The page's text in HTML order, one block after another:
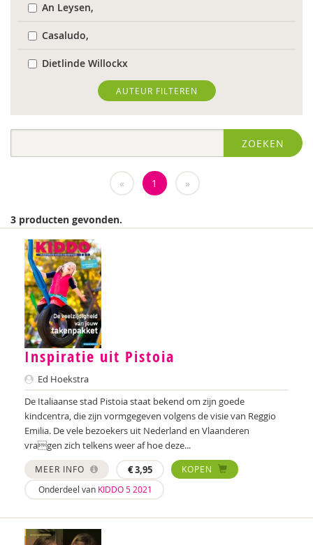
An Leysen,
Casaludo,
Dietlinde Willockx
Landelijk Kenniscentrum LVB
Respect Foundation
Brenda Abrahamse-Van Beek
Marijke Adema
Ilse Aerden
Pauline van Aken
Evelyn Akkermans
Robbert Almekinders
Teatske Altenburg
Creative Learning and Play
Iris Andriessen
Nilay Ardjosemito
Siela Ardjosemito-Jethoe
AUTEUR FILTEREN
ZOEKEN
« 1 »
3 producten gevonden.
Inspiratie uit Pistoia
Ed Hoekstra
De Italiaanse stad Pistoia staat bekend om zijn goede
kindcentra, die zijn vormgegeven volgens de visie van Reggio
Emilia. De vele bezoekers uit Nederland en Vlaanderen
vragen zich telkens weer af hoe deze...
MEER INFO €3,95
KOPEN
Onderdeel van KIDDO 5 2021